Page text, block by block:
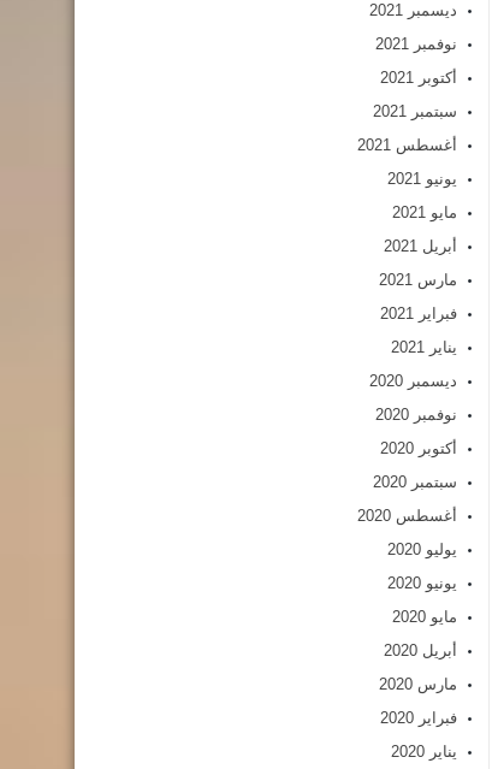
ديسمبر 2021
نوفمبر 2021
أكتوبر 2021
سبتمبر 2021
أغسطس 2021
يونيو 2021
مايو 2021
أبريل 2021
مارس 2021
فبراير 2021
يناير 2021
ديسمبر 2020
نوفمبر 2020
أكتوبر 2020
سبتمبر 2020
أغسطس 2020
يوليو 2020
يونيو 2020
مايو 2020
أبريل 2020
مارس 2020
فبراير 2020
يناير 2020